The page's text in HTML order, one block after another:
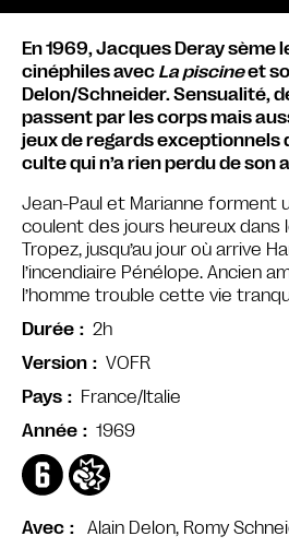
Avec Alain Delon, Romy
En 1969, Jacques Deray sème
cinéphiles avec La piscineet
Delon/Schneider. Sensualité,
passent par les corps mais
jeux de regards
culte qui n’a rien perdu de son
Jean-Paul et Marianne forment
coulent des jours heureux dans
Tropez, jusqu’au jour où arrive
l’incendiaire Pénélope. Ancien
l’homme trouble cette vie
Durée
2h
Version
VOFR
Pays
France/Italie
Année
1969